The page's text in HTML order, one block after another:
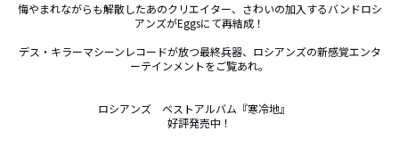
悔やまれながらも解散したあのクリエイター、さわいの加入するバンドロシ
アンズがEggsにて再結成！
デス・キラーマシーンレコードが放つ最終兵器、ロシアンズの新感覚エンタ
ーテインメントをご覧あれ。
ロシアンズ　ベストアルバム『寒冷地』
好評発売中！